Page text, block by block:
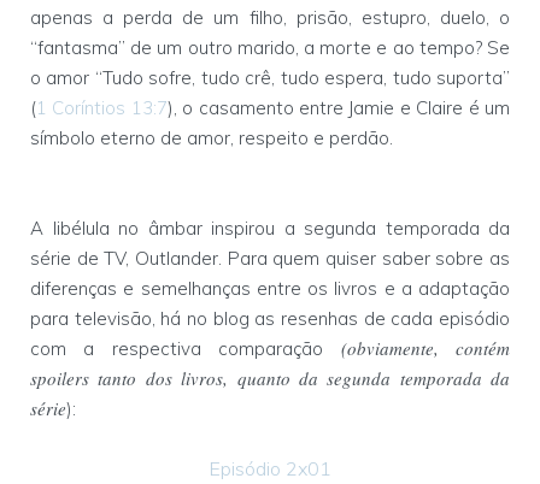
apenas a perda de um filho, prisão, estupro, duelo, o
“fantasma” de um outro marido, a morte e ao tempo? Se
o amor “Tudo sofre, tudo crê, tudo espera, tudo suporta”
(1 Coríntios 13:7), o casamento entre Jamie e Claire é um
símbolo eterno de amor, respeito e perdão.
A libélula no âmbar inspirou a segunda temporada da
série de TV, Outlander. Para quem quiser saber sobre as
diferenças e semelhanças entre os livros e a adaptação
para televisão, há no blog as resenhas de cada episódio
com a respectiva comparação (obviamente, contém
spoilers tanto dos livros, quanto da segunda temporada da
série):
Episódio 2x01